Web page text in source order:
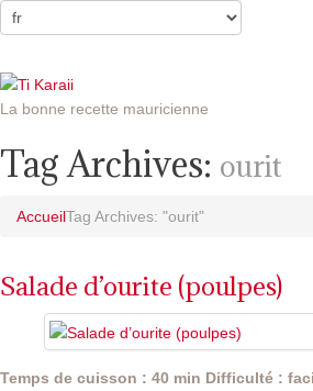
La bonne recette mauricienne
Tag Archives: ourit
AccueilTag Archives: "ourit"
Salade d’ourite (poulpes)
Temps de cuisson : 40 min Difficulté :